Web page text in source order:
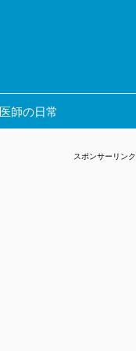
師の日常
スポンサーリンク